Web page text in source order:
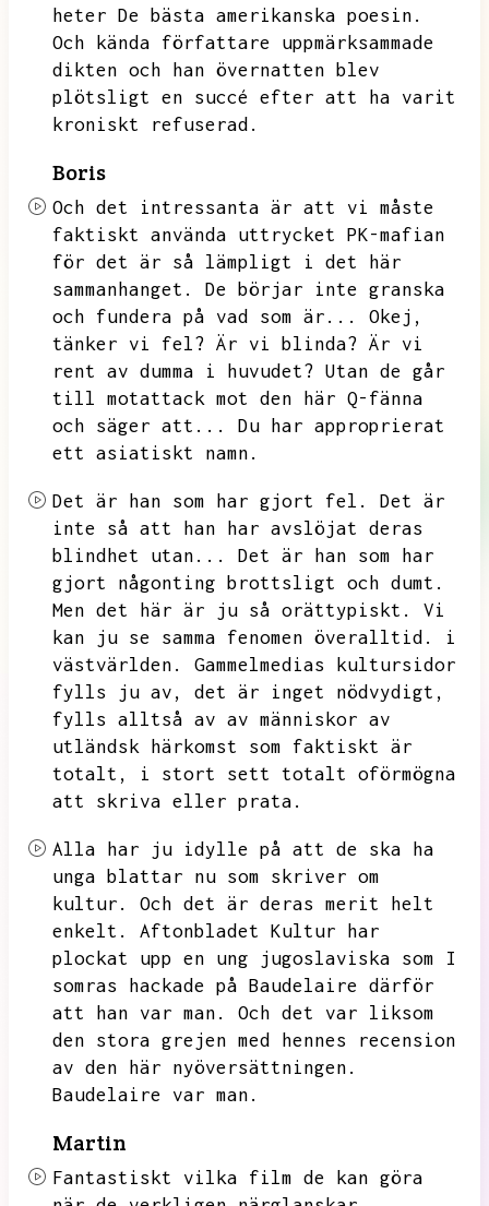
heter De bästa amerikanska poesin.
Och kända författare uppmärksammade
dikten och han övernatten blev
plötsligt en succé efter att ha varit
kroniskt refuserad.
Boris
Och det intressanta är att vi måste
faktiskt använda uttrycket PK-mafian
för det är så lämpligt i det här
sammanhanget.
De börjar inte granska
och fundera på vad som är...
Okej,
tänker vi fel? Är vi blinda? Är vi
rent av dumma i huvudet? Utan de går
till motattack mot den här Q-fänna
och säger att...
Du har approprierat
ett asiatiskt namn.
Det är han som har gjort fel.
Det är
inte så att han har avslöjat deras
blindhet utan...
Det är han som har
gjort någonting brottsligt och dumt.
Men det här är ju så orättypiskt.
Vi
kan ju se samma fenomen överalltid.
i
västvärlden.
Gammelmedias kultursidor
fylls ju av,
det är inget nödvydigt,
fylls alltså av av människor av
utländsk härkomst som faktiskt är
totalt,
i stort sett totalt oförmögna
att skriva eller prata.
Alla har ju idylle på att de ska ha
unga blattar nu som skriver om
kultur.
Och det är deras merit helt
enkelt.
Aftonbladet Kultur har
plockat upp en ung jugoslaviska som
I
somras hackade på Baudelaire därför
att han var man.
Och det var liksom
den stora grejen med hennes recension
av den här nyöversättningen.
Baudelaire var man.
Martin
Fantastiskt vilka film de kan göra